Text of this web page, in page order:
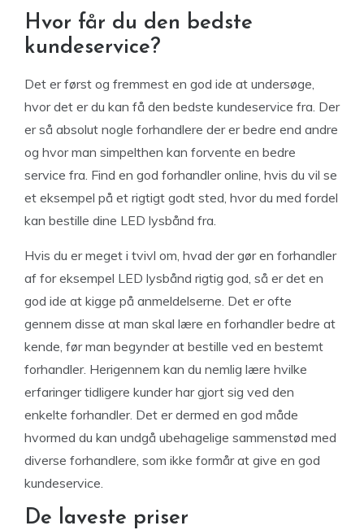
Hvor får du den bedste
kundeservice?
Det er først og fremmest en god ide at undersøge,
hvor det er du kan få den bedste kundeservice fra. Der
er så absolut nogle forhandlere der er bedre end andre
og hvor man simpelthen kan forvente en bedre
service fra. Find en god forhandler online, hvis du vil se
et eksempel på et rigtigt godt sted, hvor du med fordel
kan bestille dine LED lysbånd fra.
Hvis du er meget i tvivl om, hvad der gør en forhandler
af for eksempel LED lysbånd rigtig god, så er det en
god ide at kigge på anmeldelserne. Det er ofte
gennem disse at man skal lære en forhandler bedre at
kende, før man begynder at bestille ved en bestemt
forhandler. Herigennem kan du nemlig lære hvilke
erfaringer tidligere kunder har gjort sig ved den
enkelte forhandler. Det er dermed en god måde
hvormed du kan undgå ubehagelige sammenstød med
diverse forhandlere, som ikke formår at give en god
kundeservice.
De laveste priser